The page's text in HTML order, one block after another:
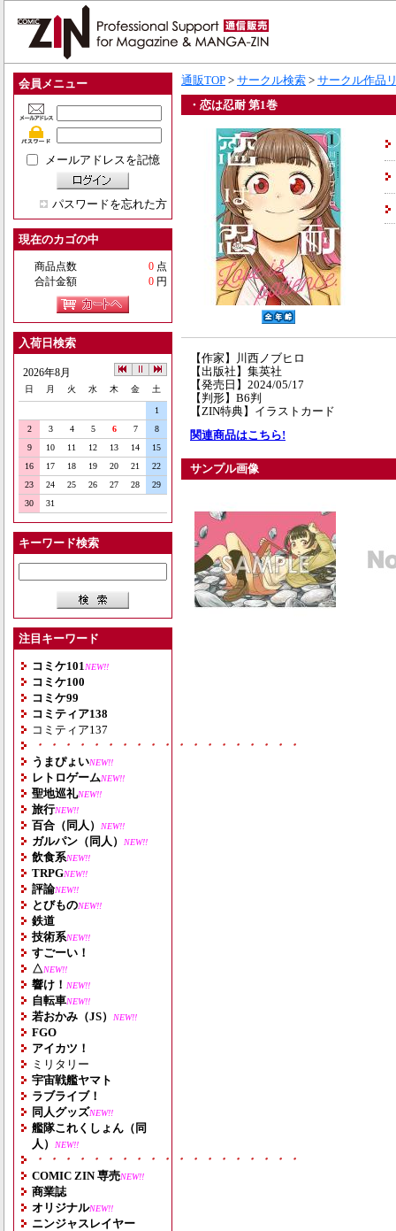
会員メニュー
メールアドレスを記憶
パスワードを忘れた方
現在のカゴの中
商品点数 0 点
合計金額
0 円
入荷日検索
2026年8月
日 月 火 水 木 金 土
1
2
3 4 5 6 7
8
9
10 11 12 13 14
15
16
17 18 19 20 21
22
23
24 25 26 27 28
29
30
31
キーワード検索
注目キーワード
コミケ101 NEW!!
コミケ100
コミケ99
コミティア138
コミティア137
・・・・・・・・・・・・・・・・・・・
うまぴょいNEW!!
レトロゲームNEW!!
聖地巡礼NEW!!
旅行NEW!!
百合（同人） NEW!!
ガルパン（同人） NEW!!
飲食系NEW!!
TRPGNEW!!
評論NEW!!
とびものNEW!!
鉄道
技術系NEW!!
すごーい！
△NEW!!
響け！ NEW!!
自転車NEW!!
若おかみ（JS） NEW!!
FGO
アイカツ！
ミリタリー
宇宙戦艦ヤマト
ラブライブ！
同人グッズNEW!!
艦隊これくしょん（同
人）
NEW!!
・・・・・・・・・・・・・・・・・・・
COMIC ZIN 専売NEW!!
商業誌
オリジナルNEW!!
ニンジャスレイヤー
通販TOP > サークル検索 > サークル作品
・恋は忍耐 第1巻
【作家】川西ノブヒロ
【出版社】集英社
【発売日】2024/05/17
【判形】B6判
【ZIN特典】イラストカード
関連商品はこちら!
サンプル画像